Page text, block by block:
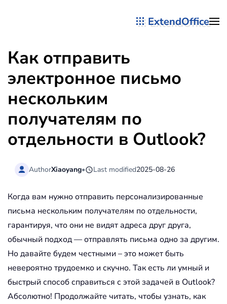
ExtendOffice
Как отправить
электронное письмо
нескольким
получателям по
отдельности в Outlook?
AuthorXiaoyang• Last modified2025-08-26
Когда вам нужно отправить персонализированные
письма нескольким получателям по отдельности,
гарантируя, что они не видят адреса друг друга,
обычный подход — отправлять письма одно за другим.
Но давайте будем честными – это может быть
невероятно трудоемко и скучно. Так есть ли умный и
быстрый способ справиться с этой задачей в Outlook?
Абсолютно! Продолжайте читать, чтобы узнать, как